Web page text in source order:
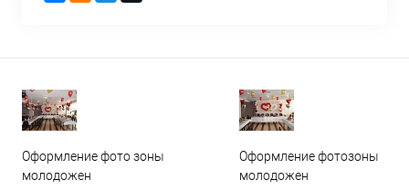
Оформление фото зоны
молодожен
Оформление фотозоны
молодожен